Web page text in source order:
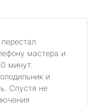
мастера и
минут.
и
Спустя не